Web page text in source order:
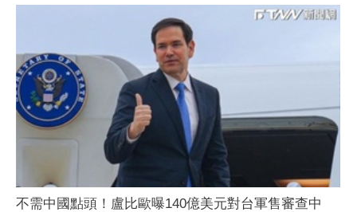
不需中國點頭！盧比歐曝140億美元對台軍售審查中